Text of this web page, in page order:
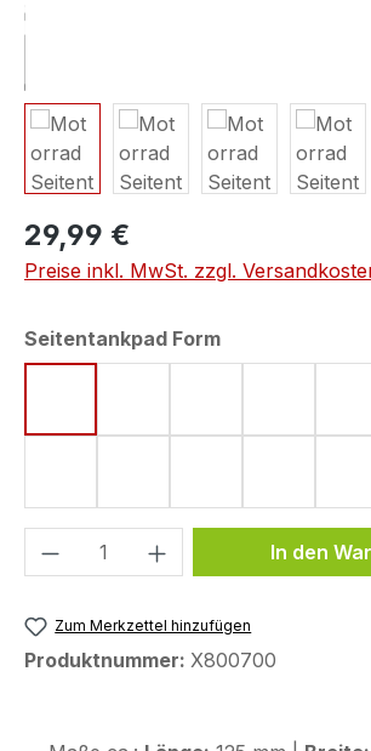
29,99 €
Preise inkl. MwSt. zzgl.
Seitentankpad Formauswählen
Produkt Anzahl: Gib den
In den
Zum Merkzettel hinzufügen
Produktnummer: X800700